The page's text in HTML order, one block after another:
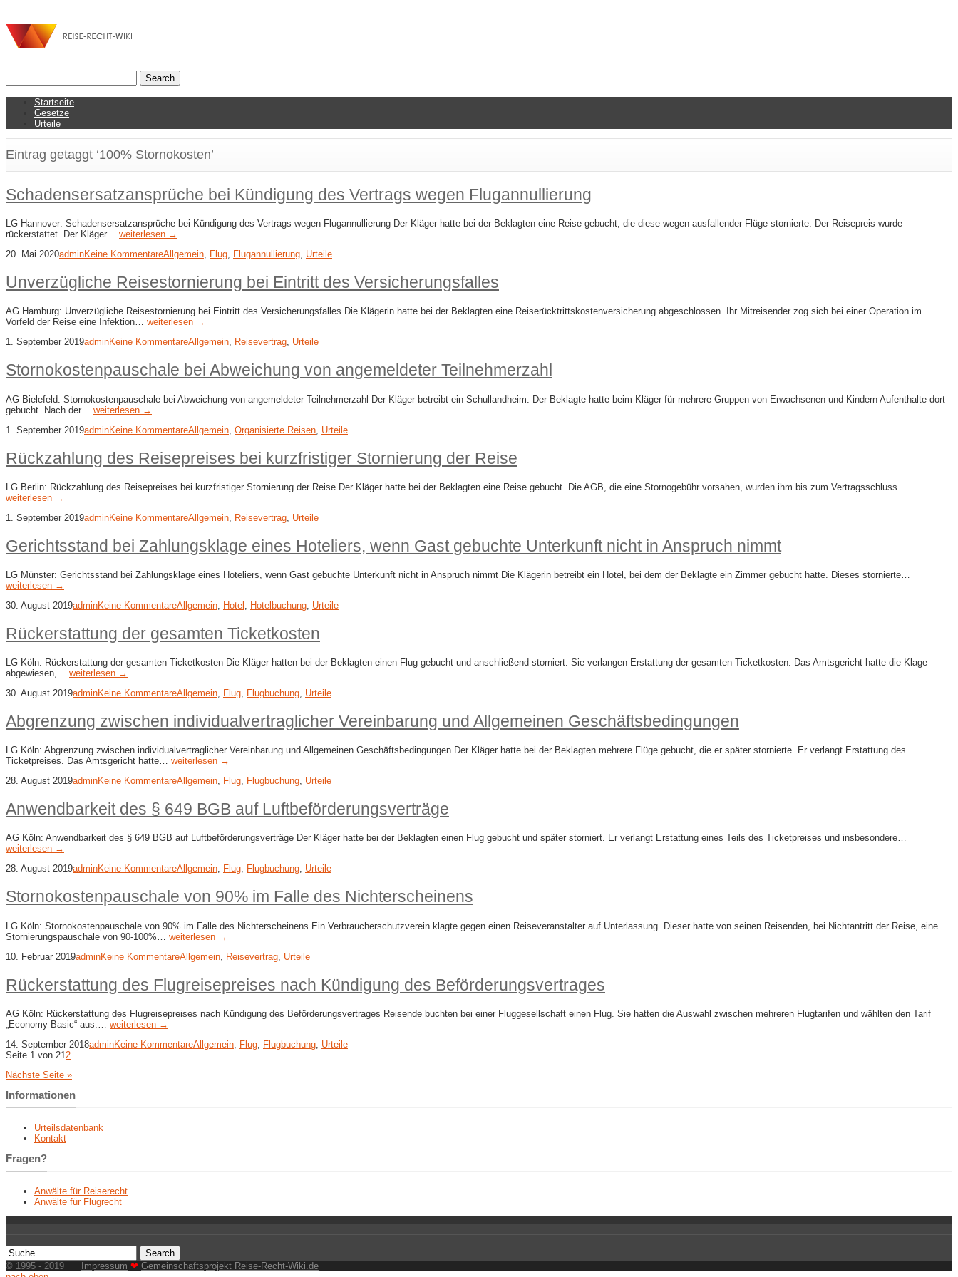
Startseite
Gesetze
Urteile
Eintrag getaggt ‘100% Stornokosten’
Schadensersatzansprüche bei Kündigung des Vertrags wegen Flugannullierung
LG Hannover: Schadensersatzansprüche bei Kündigung des Vertrags wegen Flugannullierung Der Kläger hatte bei der Beklagten eine Reise gebucht, die diese wegen ausfallender Flüge stornierte. Der Reisepreis wurde
rückerstattet. Der Kläger… weiterlesen →
20. Mai 2020adminKeine KommentareAllgemein, Flug, Flugannullierung, Urteile
Unverzügliche Reisestornierung bei Eintritt des Versicherungsfalles
AG Hamburg: Unverzügliche Reisestornierung bei Eintritt des Versicherungsfalles Die Klägerin hatte bei der Beklagten eine Reiserücktrittskostenversicherung abgeschlossen. Ihr Mitreisender zog sich bei einer Operation im
Vorfeld der Reise eine Infektion… weiterlesen →
1. September 2019adminKeine KommentareAllgemein, Reisevertrag, Urteile
Stornokostenpauschale bei Abweichung von angemeldeter Teilnehmerzahl
AG Bielefeld: Stornokostenpauschale bei Abweichung von angemeldeter Teilnehmerzahl Der Kläger betreibt ein Schullandheim. Der Beklagte hatte beim Kläger für mehrere Gruppen von Erwachsenen und Kindern Aufenthalte dort
gebucht. Nach der… weiterlesen →
1. September 2019adminKeine KommentareAllgemein Organisierte Reisen Urteile
Rückzahlung des Reisepreises bei kurzfristiger Stornierung der Reise
LG Berlin: Rückzahlung des Reisepreises bei kurzfristiger Stornierung der Reise Der Kläger hatte bei der Beklagten eine Reise gebucht. Die AGB, die eine Stornogebühr vorsahen, wurden ihm bis zum Vertragsschluss…
weiterlesen →
1. September 2019adminKeine KommentareAllgemein Reisevertrag Urteile
Gerichtsstand bei Zahlungsklage eines Hoteliers, wenn Gast gebuchte Unterkunft nicht in Anspruch nimmt
LG Münster: Gerichtsstand bei Zahlungsklage eines Hoteliers, wenn Gast gebuchte Unterkunft nicht in Anspruch nimmt Die Klägerin betreibt ein Hotel, bei dem der Beklagte ein Zimmer gebucht hatte. Dieses stornierte…
weiterlesen →
30. August 2019adminKeine KommentareAllgemein Hotel Hotelbuchung Urteile
Rückerstattung der gesamten Ticketkosten
LG Köln: Rückerstattung der gesamten Ticketkosten Die Kläger hatten bei der Beklagten einen Flug gebucht und anschließend storniert. Sie verlangen Erstattung der gesamten Ticketkosten. Das Amtsgericht hatte die Klage
abgewiesen,… weiterlesen →
30. August 2019adminKeine KommentareAllgemein, Flug, Flugbuchung, Urteile
Abgrenzung zwischen individualvertraglicher Vereinbarung und Allgemeinen Geschäftsbedingungen
LG Köln: Abgrenzung zwischen individualvertraglicher Vereinbarung und Allgemeinen Geschäftsbedingungen Der Kläger hatte bei der Beklagten mehrere Flüge gebucht, die er später stornierte. Er verlangt Erstattung des
Ticketpreises. Das Amtsgericht hatte… weiterlesen →
28. August 2019adminKeine KommentareAllgemein, Flug, Flugbuchung, Urteile
Anwendbarkeit des § 649 BGB auf Luftbeförderungsverträge
AG Köln: Anwendbarkeit des § 649 BGB auf Luftbeförderungsverträge Der Kläger hatte bei der Beklagten einen Flug gebucht und später storniert. Er verlangt Erstattung eines Teils des Ticketpreises und insbesondere…
weiterlesen →
28. August 2019adminKeine KommentareAllgemein, Flug, Flugbuchung, Urteile
Stornokostenpauschale von 90% im Falle des Nichterscheinens
LG Köln: Stornokostenpauschale von 90% im Falle des Nichterscheinens Ein Verbraucherschutzverein klagte gegen einen Reiseveranstalter auf Unterlassung. Dieser hatte von seinen Reisenden, bei Nichtantritt der Reise, eine
Stornierungspauschale von 90-100%… weiterlesen →
10. Februar 2019adminKeine KommentareAllgemein Reisevertrag Urteile
Rückerstattung des Flugreisepreises nach Kündigung des Beförderungsvertrages
AG Köln: Rückerstattung des Flugreisepreises nach Kündigung des Beförderungsvertrages Reisende buchten bei einer Fluggesellschaft einen Flug. Sie hatten die Auswahl zwischen mehreren Flugtarifen und wählten den Tarif
„Economy Basic“ aus.… weiterlesen →
14. September 2018adminKeine KommentareAllgemein Flug Flugbuchung Urteile
Seite 1 von 21 2
Nächste Seite »
Informationen
Urteilsdatenbank
Kontakt
Fragen?
Anwälte für Reiserecht
Anwälte für Flugrecht
© 1995 - 2019 Impressum ❤ Gemeinschaftsprojekt Reise-Recht-Wiki.de